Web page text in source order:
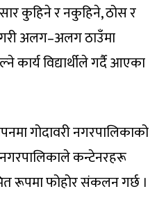
कुहिने र नकुहिने, ठोस र
अलग–अलग ठाउँमा
कार्य विद्यार्थीले गर्दै आएका
गोदावरी नगरपालिकाको
नगरपालिकाले कन्टेनरहरू
रूपमा फोहोर संकलन गर्छ ।